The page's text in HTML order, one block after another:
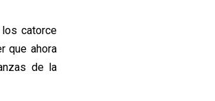
catorce
que ahora
de la